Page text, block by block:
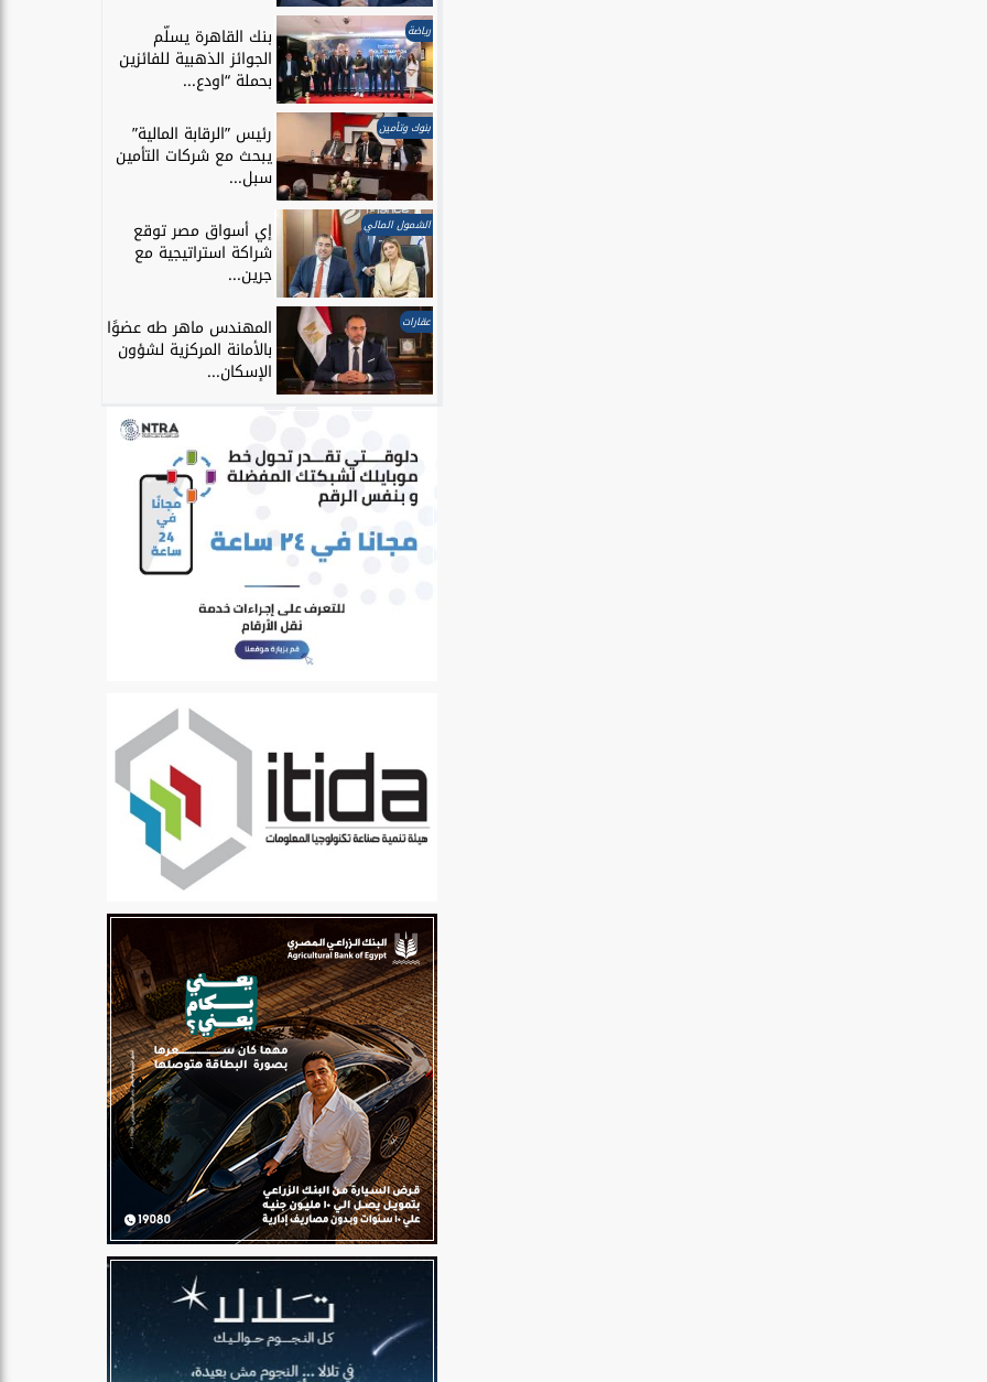
رياضة بنك القاهرة يسلّم
الجوائز الذهبية للفائزين
بحملة “اودع...
بنوك وتأمين رئيس ”الرقابة المالية”
يبحث مع شركات التأمين
سبل...
الشمول المالي إي أسواق مصر توقع
شراكة استراتيجية مع
جرين...
عقارات المهندس ماهر طه عضوًا
بالأمانة المركزية لشؤون
الإسكان...